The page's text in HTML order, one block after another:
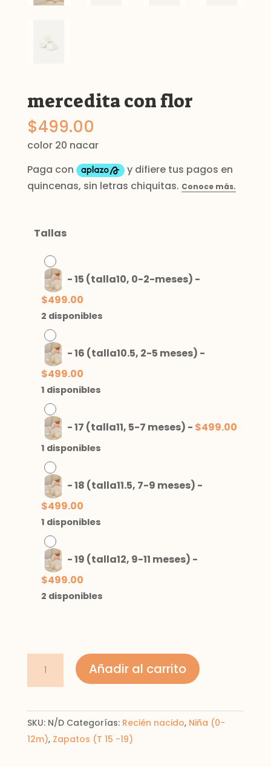
mercedita con flor
$499.00
color 20 nacar
Tallas
-15 (talla10, 0-2-meses) -
$499.00
2 disponibles
-16 (talla10.5, 2-5 meses) -
$499.00
1 disponibles
-17 (talla11, 5-7 meses) - $499.00
1 disponibles
-18 (talla11.5, 7-9 meses) -
$499.00
1 disponibles
-19 (talla12, 9-11 meses) -
$499.00
2 disponibles
mercedita
con
cantidad
Añadir al carrito
SKU: N/D Categorías: Recién nacido, Niña (0-
12m), Zapatos (T 15 -19)